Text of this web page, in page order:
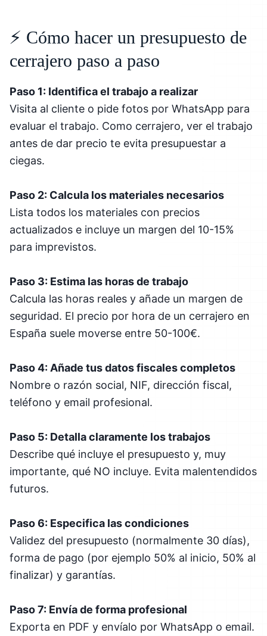
⚡ Cómo hacer un presupuesto de
cerrajero paso a paso
Paso 1: Identifica el trabajo a realizar
Visita al cliente o pide fotos por WhatsApp para
evaluar el trabajo. Como cerrajero, ver el trabajo
antes de dar precio te evita presupuestar a
ciegas.
Paso 2: Calcula los materiales necesarios
Lista todos los materiales con precios
actualizados e incluye un margen del 10-15%
para imprevistos.
Paso 3: Estima las horas de trabajo
Calcula las horas reales y añade un margen de
seguridad. El precio por hora de un cerrajero en
España suele moverse entre 50-100€.
Paso 4: Añade tus datos fiscales completos
Nombre o razón social, NIF, dirección fiscal,
teléfono y email profesional.
Paso 5: Detalla claramente los trabajos
Describe qué incluye el presupuesto y, muy
importante, qué NO incluye. Evita malentendidos
futuros.
Paso 6: Especifica las condiciones
Validez del presupuesto (normalmente 30 días),
forma de pago (por ejemplo 50% al inicio, 50% al
finalizar) y garantías.
Paso 7: Envía de forma profesional
Exporta en PDF y envíalo por WhatsApp o email.